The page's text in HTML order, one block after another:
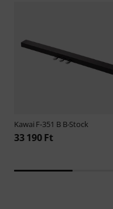
Kawai F-351 B B-Stock
33 190 Ft